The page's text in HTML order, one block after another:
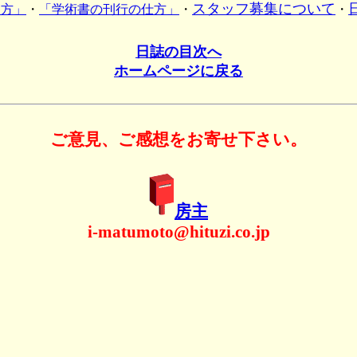
」 ・ 「学術書の刊行の仕方」 ・ スタッフ募集について ・
日誌の目次へ
ホームページに戻る
ご意見、ご感想をお寄せ下さい。
房主
i-matumoto@hituzi.co.jp